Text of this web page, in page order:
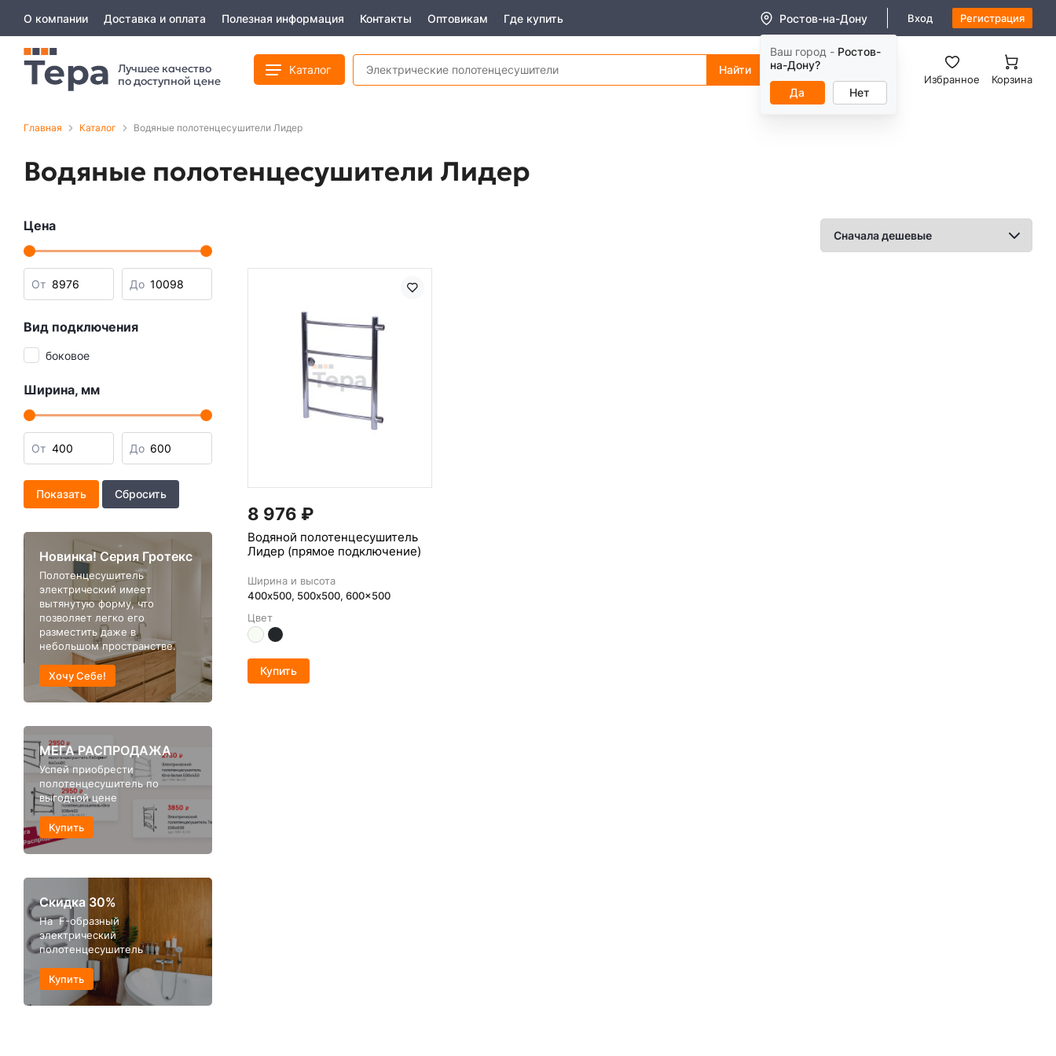
О компании Доставка и оплата Полезная информация Контакты Оптовикам Где купить Ростов-на-Дону
Ваш город - Ростов-
на-Дону?
Да Нет
Вход Регистрация
Лучшее качество
по доступной цене
Каталог 8 (800) 550-11-38
Заказать звонок Избранное Корзина
Главная Каталог Водяные полотенцесушители Лидер
Водяные полотенцесушители Лидер
Цена
От До
Вид подключения
боковое
Ширина, мм
От До
Новинка! Серия Гротекс
Полотенцесушитель
электрический имеет
вытянутую форму, что
позволяет легко его
разместить даже в
небольшом пространстве.
Хочу Себе!
МЕГА РАСПРОДАЖА
Успей приобрести
полотенцесушитель по
выгодной цене
Купить
Скидка 30%
На F-образный
электрический
полотенцесушитель
Купить
8 976 ₽
Водяной полотенцесушитель
Лидер (прямое подключение)
Ширина и высота
400х500, 500x500, 600x500
Цвет
Купить